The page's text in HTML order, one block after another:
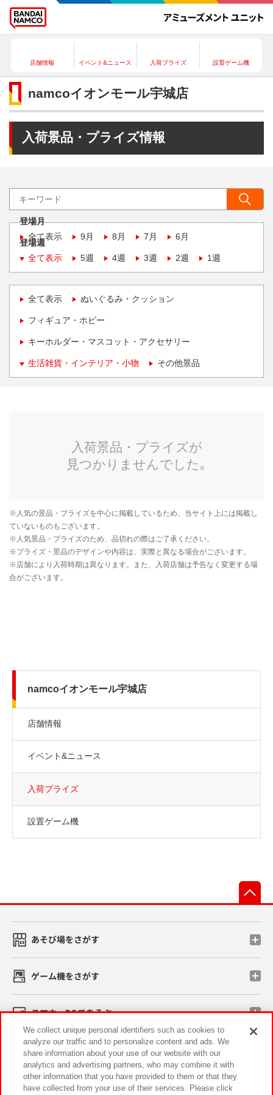
店舗情報 イベント&ニュース 入荷プライズ 設置ゲーム機
namcoイオンモール宇城店
入荷景品・プライズ情報
登場月
全て表示
9月 8月 7月 6月
登場週
全て表示
5週 4週 3週 2週 1週
全て表示 ぬいぐるみ・クッション
フィギュア・ホビー
キーホルダー・マスコット・アクセサリー
生活雑貨・インテリア・小物 その他景品
namcoイオンモール宇城店
店舗情報
イベント&ニュース
入荷プライズ
設置ゲーム機
あそび場をさがす
ゲーム機をさがす
スマホ・PCであそぶ
イベント・キャンペーン
We collect unique personal identifiers such as cookies to
analyze our traffic and to personalize content and ads. We
share information about your use of our website with our
analytics and advertising partners, who may combine it with
other information that you have provided to them or that they
have collected from your use of their services. Please click